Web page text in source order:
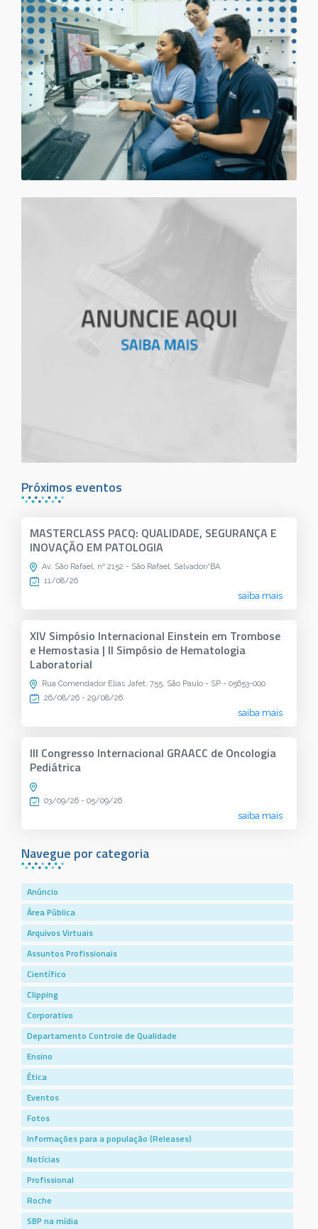
Navegue por categoria
Anúncio
Área Pública
Arquivos Virtuais
Assuntos Profissionais
Científico
Clipping
Corporativo
Departamento Controle de Qualidade
Ensino
Ética
Eventos
Fotos
Informações para a população (Releases)
Notícias
Profissional
Roche
SBP na mídia
Próximos eventos
MASTERCLASS PACQ: QUALIDADE, SEGURANÇA E
INOVAÇÃO EM PATOLOGIA
Av. São Rafael, nº 2152 - São Rafael, Salvador/BA
11/08/26
saiba mais
XIV Simpósio Internacional Einstein em Trombose
e Hemostasia | II Simpósio de Hematologia
Laboratorial
Rua Comendador Elias Jafet, 755, São Paulo - SP - 05653-000
26/08/26 - 29/08/26
saiba mais
III Congresso Internacional GRAACC de Oncologia
Pediátrica
03/09/26 - 05/09/26
saiba mais